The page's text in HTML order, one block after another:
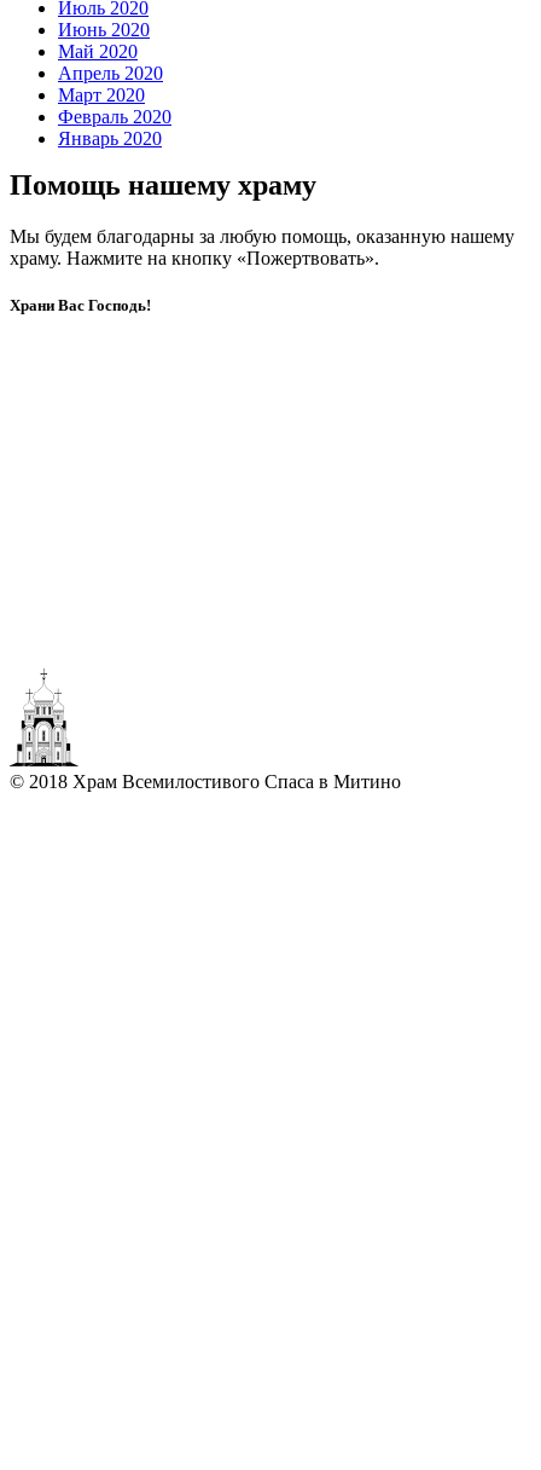
Июль 2020
Июнь 2020
Май 2020
Апрель 2020
Март 2020
Февраль 2020
Январь 2020
Помощь нашему храму
Мы будем благодарны за любую помощь, оказанную нашему
храму. Нажмите на кнопку «Пожертвовать».
Храни Вас Господь!
© 2018 Храм Всемилостивого Спаса в Митино